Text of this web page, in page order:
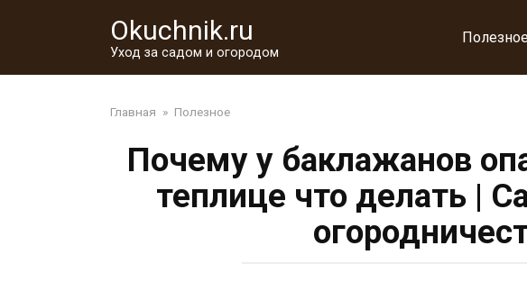
Okuchnik.ru
Уход за садом и огородом
Главная » Полезное
Почему у баклажанов
теплице что делать |